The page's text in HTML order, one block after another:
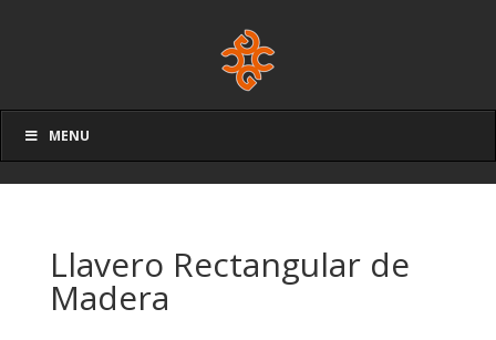
MENU
Llavero Rectangular de
Madera